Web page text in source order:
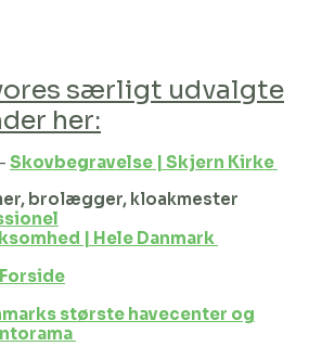
særligt udvalgte
her:
- Skovbegravelse | Skjern Kirke
brolægger, kloakmester
| Hele Danmark
Forside
største havecenter og